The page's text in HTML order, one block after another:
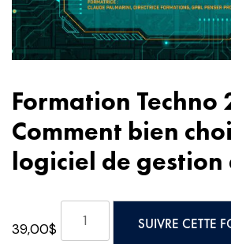
Formation Techno
Comment bien
logiciel de
39,00$ SUIVRE CETTE